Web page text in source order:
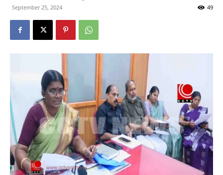
September 25, 2024 49